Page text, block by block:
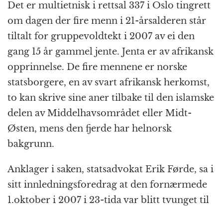
k r
Det er multietnisk i rettsal 337 i Oslo tingrett
om dagen der fire menn i 21-årsalderen står
tiltalt for gruppevoldtekt i 2007 av ei den
gang 15 år gammel jente. Jenta er av afrikansk
opprinnelse. De fire mennene er norske
statsborgere, en av svart afrikansk herkomst,
to kan skrive sine aner tilbake til den islamske
delen av Middelhavsområdet eller Midt-
Østen, mens den fjerde har helnorsk
bakgrunn.
Anklager i saken, statsadvokat Erik Førde, sa i
sitt innledningsforedrag at den fornærmede
1.oktober i 2007 i 23-tida var blitt tvunget til